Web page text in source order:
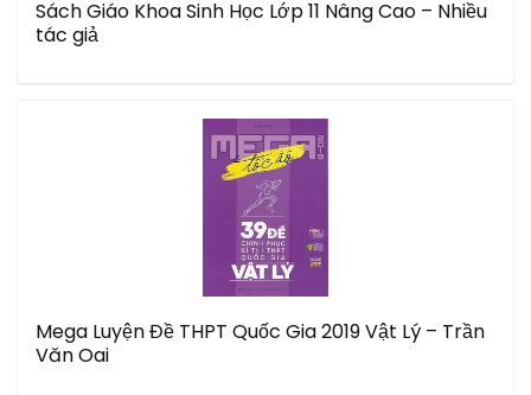
Sách Giáo Khoa Sinh Học Lớp 11 Nâng Cao – Nhiều
tác giả
Mega Luyện Đề THPT Quốc Gia 2019 Vật Lý – Trần
Văn Oai